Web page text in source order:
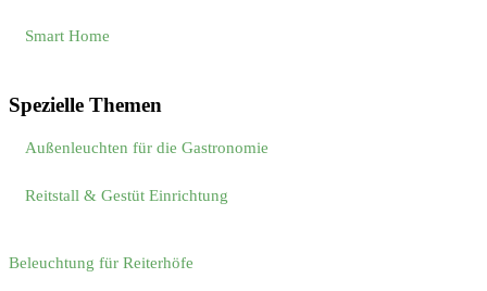
Smart Home
Spezielle Themen
Außenleuchten für die Gastronomie
Reitstall & Gestüt Einrichtung
Beleuchtung für Reiterhöfe